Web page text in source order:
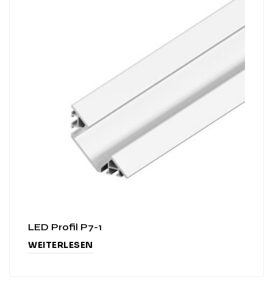
LED Profil P7-1
WEITERLESEN